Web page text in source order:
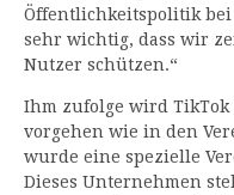
Öffentlichkeitspolitik bei
sehr wichtig, dass wir
Nutzer schützen.“
Ihm zufolge wird TikTok
vorgehen wie in den
wurde eine spezielle
Dieses Unternehmen